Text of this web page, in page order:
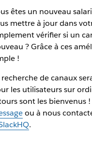
êtes un nouveau
mettre à jour dans
vérifier si un
? Grâce à ces
!
recherche de canaux
les utilisateurs sur
sont les bienvenus !
ou à nous
.